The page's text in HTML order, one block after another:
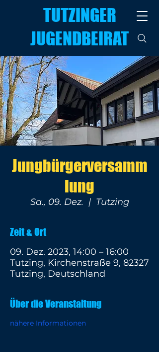
TUTZINGER
JUGENDBEIRAT
Jungbürgerversamm
lung
Sa., 09. Dez.
  |
Tutzing
Zeit & Ort
09. Dez. 2023, 14:00 – 16:00
Tutzing, Kirchenstraße 9, 82327
Tutzing, Deutschland
Über die Veranstaltung
nähere Informationen